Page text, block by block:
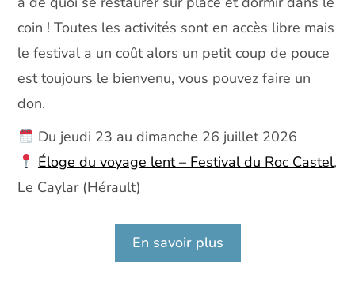
coin ! Toutes les activités sont en accès libre mais
le festival a un coût alors un petit coup de pouce
est toujours le bienvenu, vous pouvez faire un
don.
Du jeudi 23 au dimanche 26 juillet 2026
Éloge du voyage lent – Festival du Roc Castel,
Le Caylar (Hérault)
En savoir plus